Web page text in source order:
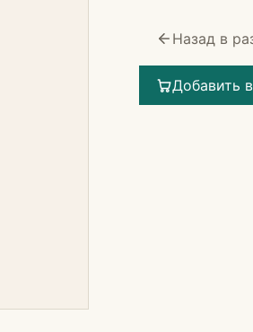
Назад в
Добавить